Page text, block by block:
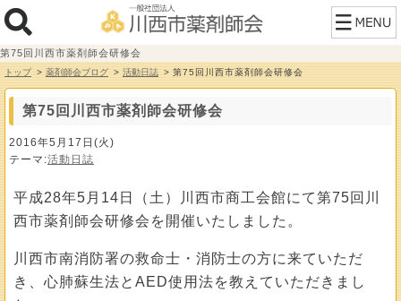
第75回川西市薬剤師会研修会
トップ 薬剤師会ブログ 活動日誌 第75回川西市薬剤師会研修会
第75回川西市薬剤師会研修会
2016年5月17日(火)
テーマ:活動日誌
平成28年5月14日（土）川西市商工会館にて第75回川
西市薬剤師会研修会を開催いたしました。
川西市南消防署の救命士・消防士の方に来ていただ
き、心肺蘇生法とAED使用法を教えていただきまし